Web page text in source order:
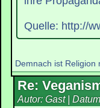
Quelle: http://
Demnach ist
Re:
Autor: Gast |